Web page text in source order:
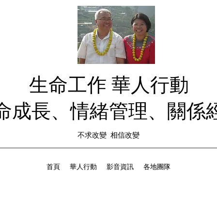
生命工作 華人行動
成長、情緒管理、關係
不求改變 相信改變
首頁 華人行動 影音資訊 各地團隊